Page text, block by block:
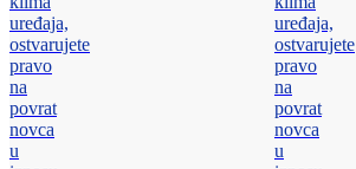
uređaja,
ostvarujete
pravo
na
povrat
novca
u
uređaja,
ostvarujete
pravo
na
povrat
novca
u